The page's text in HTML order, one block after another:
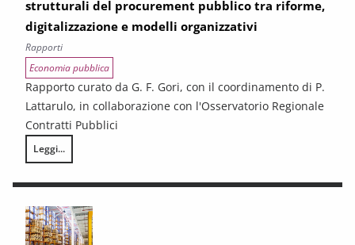
strutturali del procurement pubblico tra riforme,
digitalizzazione e modelli organizzativi
Rapporti
Economia pubblica
Rapporto curato da G. F. Gori, con il coordinamento di P.
Lattarulo, in collaborazione con l'Osservatorio Regionale
Contratti Pubblici
Leggi...
I CONTRATTI PUBBLICI AL TERMINE DEL PNRR – Andamento